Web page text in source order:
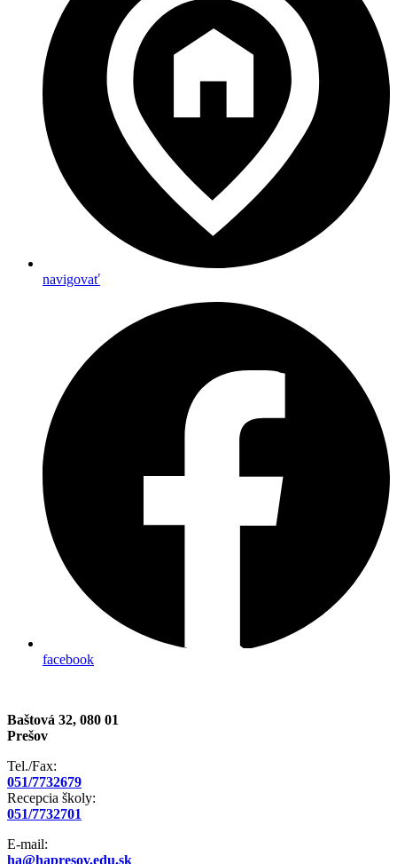
navigovať
facebook
Baštová 32, 080 01
Prešov
Tel./Fax:
051/7732679
Recepcia školy:
051/7732701
E-mail:
ha@hapresov.edu.sk